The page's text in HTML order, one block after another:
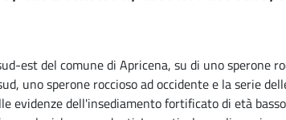
est del comune di Apricena, su di uno sperone
uno sperone roccioso ad occidente e la serie
evidenze dell'insediamento fortificato di età